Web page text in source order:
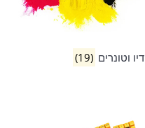
דיו וטונרים (19)